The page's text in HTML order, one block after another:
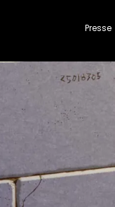
Presse